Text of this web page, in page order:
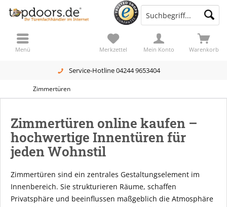
Service-Hotline 04244 9653404
Warenkorb
Merkzettel Mein Konto
Menü
Zimmertüren
Zimmertüren online kaufen –
hochwertige Innentüren für
jeden Wohnstil
Zimmertüren sind ein zentrales Gestaltungselement im
Innenbereich. Sie strukturieren Räume, schaffen
Privatsphäre und beeinflussen maßgeblich die Atmosphäre